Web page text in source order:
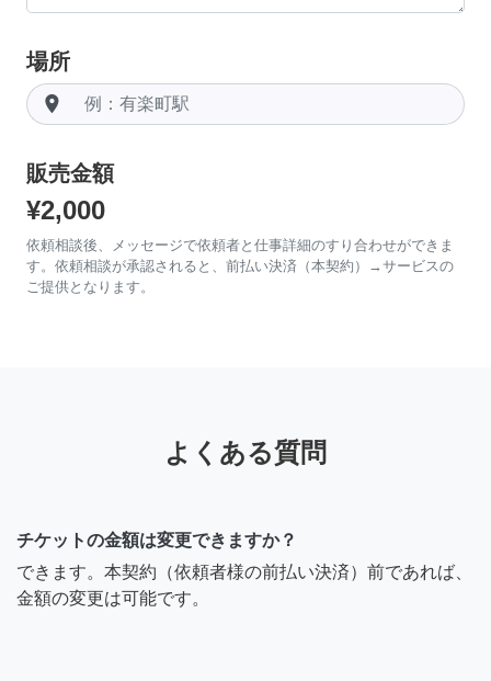
場所
room
販売金額
¥2,000
依頼相談後、メッセージで依頼者と仕事詳細のすり合わせができま
す。依頼相談が承認されると、前払い決済（本契約）→サービスの
ご提供となります。
よくある質問
チケットの金額は変更できますか？
できます。本契約（依頼者様の前払い決済）前であれば、
金額の変更は可能です。